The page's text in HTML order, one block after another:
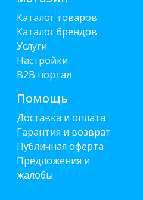
Каталог товаров
Каталог брендов
Услуги
Настройки
B2B портал
Помощь
Доставка и оплата
Гарантия и возврат
Публичная оферта
Предложения и
жалобы